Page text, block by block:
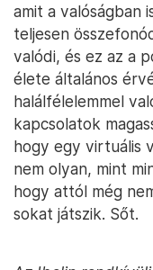
amit a valóságban
teljesen
valódi, és ez az a
élete általános
halálfélelemmel
kapcsolatok
hogy egy virtuális
nem olyan, mint
hogy attól még
sokat játszik. Sőt.